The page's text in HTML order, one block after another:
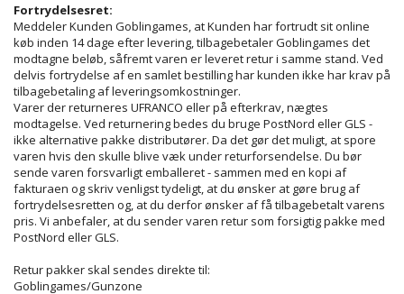
Fortrydelsesret:
Meddeler Kunden Goblingames, at Kunden har fortrudt sit online
køb inden 14 dage efter levering, tilbagebetaler Goblingames det
modtagne beløb, såfremt varen er leveret retur i samme stand. Ved
delvis fortrydelse af en samlet bestilling har kunden ikke har krav på
tilbagebetaling af leveringsomkostninger.
Varer der returneres UFRANCO eller på efterkrav, nægtes
modtagelse. Ved returnering bedes du bruge PostNord eller GLS -
ikke alternative pakke distributører. Da det gør det muligt, at spore
varen hvis den skulle blive væk under returforsendelse. Du bør
sende varen forsvarligt emballeret - sammen med en kopi af
fakturaen og skriv venligst tydeligt, at du ønsker at gøre brug af
fortrydelsesretten og, at du derfor ønsker af få tilbagebetalt varens
pris. Vi anbefaler, at du sender varen retur som forsigtig pakke med
PostNord eller GLS.
Retur pakker skal sendes direkte til:
Goblingames/Gunzone